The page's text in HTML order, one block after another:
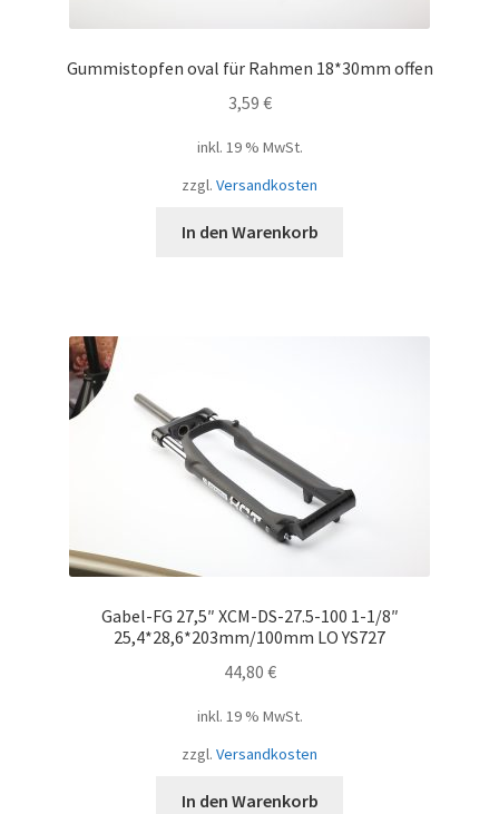
Gummistopfen oval für Rahmen 18*30mm offen
3,59 €
inkl. 19 % MwSt.
zzgl. Versandkosten
In den Warenkorb
Gabel-FG 27,5″ XCM-DS-27.5-100 1-1/8″
25,4*28,6*203mm/100mm LO YS727
44,80 €
inkl. 19 % MwSt.
zzgl. Versandkosten
In den Warenkorb